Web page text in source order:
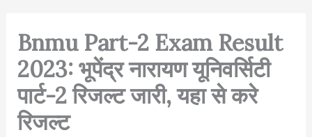
Bnmu Part-2 Exam Result
2023: भूपेंद्र नारायण यूनिवर्सिटी
पार्ट-2 रिजल्ट जारी, यहा से करे
रिजल्ट